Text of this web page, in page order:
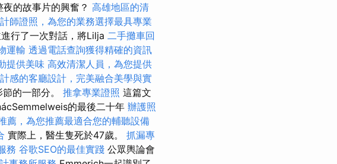
的故事片的興奮？ 高雄地區的清
師證照，為您的業務選擇最具專業
行了一次對話，將Lilja 二手攤車回
運輸 透過電話查詢獲得精確的資訊
提供美味 高效清潔人員，為您提供
感的客廳設計，完美融合美學與實
的一部分。 推拿專業證照 這篇文
的最後二十年 辦護照
薦，為您推薦最適合您的輔聽設備
實際上，醫生隻死於47歲。 抓漏專
務 谷歌SEO的最佳實踐 公眾輿論會